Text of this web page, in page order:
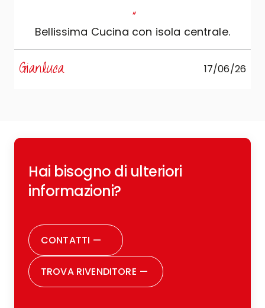
"
Bellissima Cucina con isola centrale.
Gianluca 17/06/26
Hai bisogno di ulteriori
informazioni?
CONTATTI —
TROVA RIVENDITORE —